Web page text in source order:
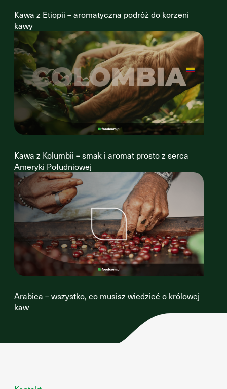
Kawa z Etiopii – aromatyczna podróż do korzeni
kawy
Kawa z Kolumbii – smak i aromat prosto z serca
Ameryki Południowej
Arabica – wszystko, co musisz wiedzieć o królowej
kaw